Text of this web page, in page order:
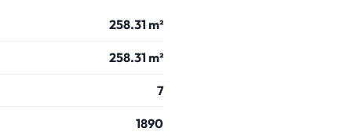
258.31 m²
258.31 m²
7
1890